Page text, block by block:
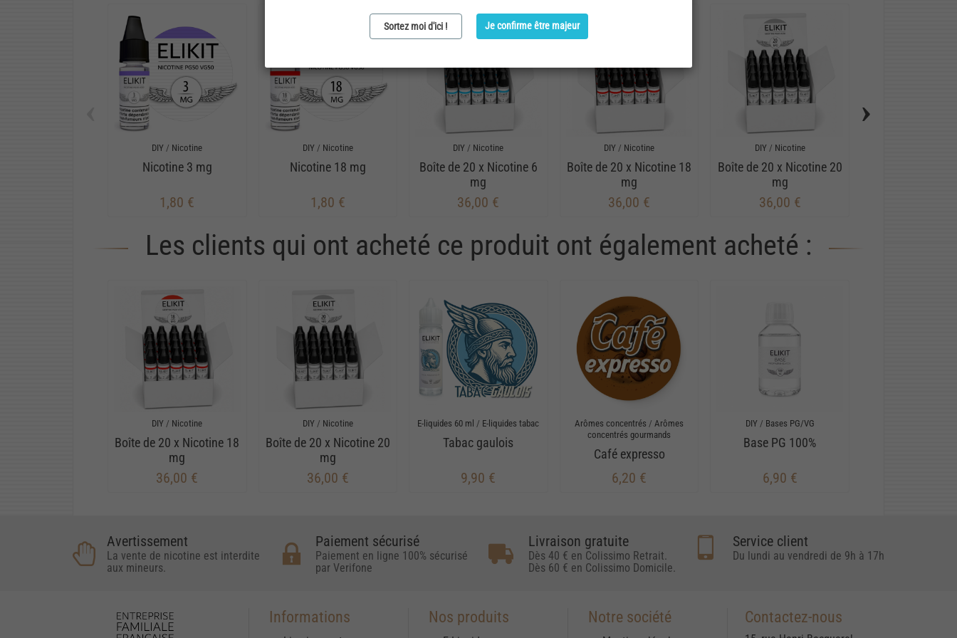
DIY / Nicotine
Nicotine 3 mg
1,80 €
DIY / Nicotine
Nicotine 18 mg
1,80 €
DIY / Nicotine
Boîte de 20 x Nicotine 6
mg
36,00 €
DIY / Nicotine
Boîte de 20 x Nicotine 18
mg
36,00 €
DIY / Nicotine
Boîte de 20 x Nicotine 20
mg
36,00 €
›
Les clients qui ont acheté ce produit ont également acheté :
DIY / Nicotine
Boîte de 20 x Nicotine 18
mg
36,00 €
DIY / Nicotine
Boîte de 20 x Nicotine 20
mg
36,00 €
E-liquides 60 ml / E-liquides tabac
Tabac gaulois
9,90 €
Arômes concentrés /Arômes
concentrés gourmands
Café expresso
6,20 €
DIY / Bases PG/VG
Base PG 100%
6,90 €
Avertissement
La vente de nicotine est interdite
aux mineurs.
Paiement sécurisé
Paiement en ligne 100% sécurisé
par Verifone
Livraison gratuite
Dès 40 € en Colissimo Retrait.
Dès 60 € en Colissimo Domicile.
Service client
Du lundi au vendredi de 9h à 17h
Informations Nos produits Notre société Contactez-nous
Sortez moi d'ici ! Je confirme être majeur